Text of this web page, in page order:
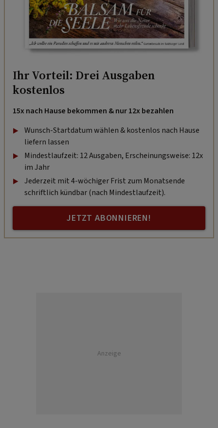
Ihr Vorteil: Drei Ausgaben
kostenlos
15x nach Hause bekommen & nur 12x bezahlen
Wunsch-Startdatum wählen & kostenlos nach Hause
liefern lassen
Mindestlaufzeit: 12 Ausgaben, Erscheinungsweise: 12x
im Jahr
Jederzeit mit 4-wöchiger Frist zum Monatsende
schriftlich kündbar (nach Mindestlaufzeit).
JETZT ABONNIEREN!
Anzeige